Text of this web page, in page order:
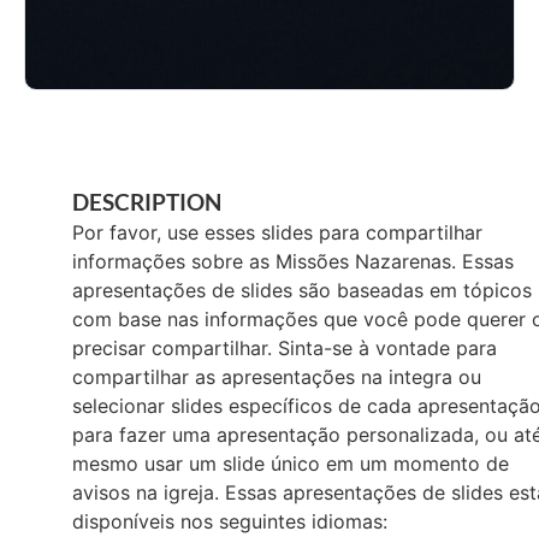
DESCRIPTION
Por favor, use esses slides para compartilhar
informações sobre as Missões Nazarenas. Essas
apresentações de slides são baseadas em tópicos
com base nas informações que você pode querer
precisar compartilhar. Sinta-se à vontade para
compartilhar as apresentações na integra ou
selecionar slides específicos de cada
para fazer uma apresentação personalizada, ou
mesmo usar um slide único em um momento de
avisos na igreja. Essas apresentações de slides
disponíveis nos seguintes idiomas: